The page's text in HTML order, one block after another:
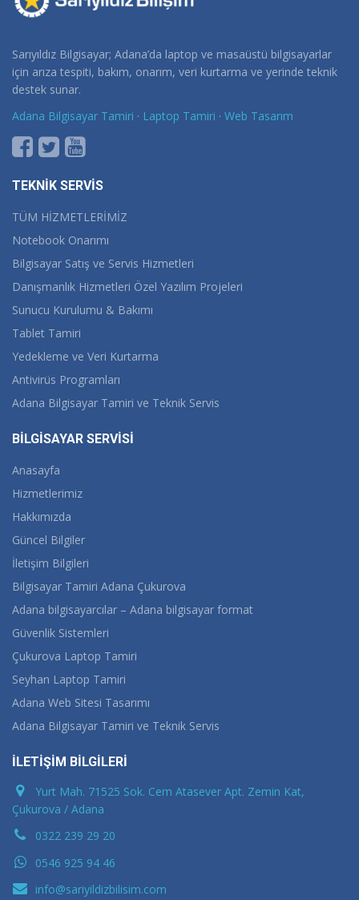
Sarıyıldız Bilgisayar; Adana’da laptop ve masaüstü bilgisayarlar
için arıza tespiti, bakım, onarım, veri kurtarma ve yerinde teknik
destek sunar.
Adana Bilgisayar Tamiri · Laptop Tamiri · Web Tasarım
TEKNİK SERVİS
TÜM HİZMETLERİMİZ
Notebook Onarımı
Bilgisayar Satış ve Servis Hizmetleri
Danışmanlık Hizmetleri Özel Yazılım Projeleri
Sunucu Kurulumu & Bakımı
Tablet Tamiri
Yedekleme ve Veri Kurtarma
Antivirüs Programları
Adana Bilgisayar Tamiri ve Teknik Servis
BİLGİSAYAR SERVİSİ
Anasayfa
Hizmetlerimiz
Hakkımızda
Güncel Bilgiler
İletişim Bilgileri
Bilgisayar Tamiri Adana Çukurova
Adana bilgisayarcılar – Adana bilgisayar format
Güvenlik Sistemleri
Çukurova Laptop Tamiri
Seyhan Laptop Tamiri
Adana Web Sitesi Tasarımı
Adana Bilgisayar Tamiri ve Teknik Servis
İLETİŞİM BİLGİLERİ
Yurt Mah. 71525 Sok. Cem Atasever Apt. Zemin Kat,
Çukurova / Adana
0322 239 29 20
0546 925 94 46
info@sariyildizbilisim.com